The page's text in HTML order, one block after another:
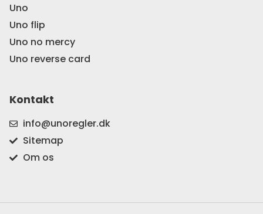
Uno
Uno flip
Uno no mercy
Uno reverse card
Kontakt
info@unoregler.dk
Sitemap
Om os